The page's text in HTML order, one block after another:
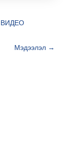
Мэдээлэл →